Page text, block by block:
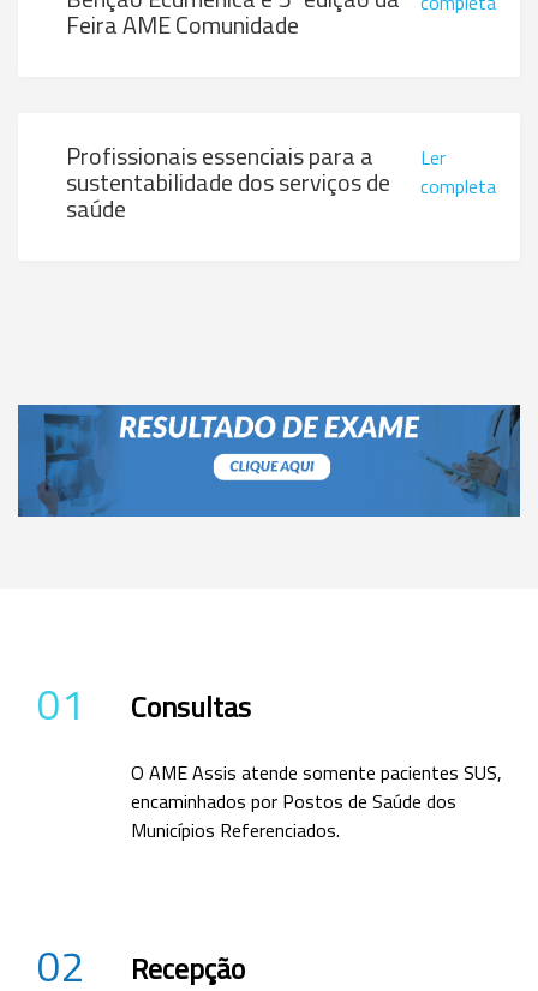
Feira AME Comunidade
Profissionais essenciais para a
sustentabilidade dos serviços de
saúde
Ler
completa
01 Consultas
O AME Assis atende somente pacientes SUS,
encaminhados por Postos de Saúde dos
Municípios Referenciados.
02 Recepção